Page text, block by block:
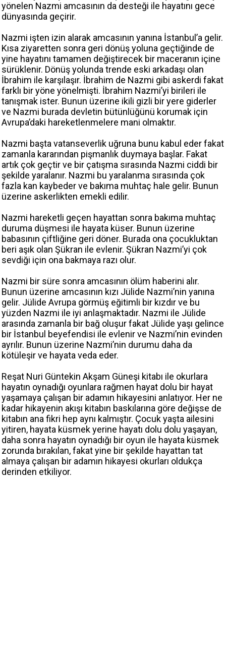
yönelen Nazmi amcasının da desteği ile hayatını gece
dünyasında geçirir.
Nazmi işten izin alarak amcasının yanına İstanbul’a gelir.
Kısa ziyaretten sonra geri dönüş yoluna geçtiğinde de
yine hayatını tamamen değiştirecek bir maceranın içine
sürüklenir. Dönüş yolunda trende eski arkadaşı olan
İbrahim ile karşılaşır. İbrahim de Nazmi gibi askerdi fakat
farklı bir yöne yönelmişti. İbrahim Nazmi’yi birileri ile
tanışmak ister. Bunun üzerine ikili gizli bir yere giderler
ve Nazmi burada devletin bütünlüğünü korumak için
Avrupa’daki hareketlenmelere mani olmaktır.
Nazmi başta vatanseverlik uğruna bunu kabul eder fakat
zamanla kararından pişmanlık duymaya başlar. Fakat
artık çok geçtir ve bir çatışma sırasında Nazmi ciddi bir
şekilde yaralanır. Nazmi bu yaralanma sırasında çok
fazla kan kaybeder ve bakıma muhtaç hale gelir. Bunun
üzerine askerlikten emekli edilir.
Nazmi hareketli geçen hayattan sonra bakıma muhtaç
duruma düşmesi ile hayata küser. Bunun üzerine
babasının çiftliğine geri döner. Burada ona çocukluktan
beri aşık olan Şükran ile evlenir. Şükran Nazmi’yi çok
sevdiği için ona bakmaya razı olur.
Nazmi bir süre sonra amcasının ölüm haberini alır.
Bunun üzerine amcasının kızı Jülide Nazmi’nin yanına
gelir. Jülide Avrupa görmüş eğitimli bir kızdır ve bu
yüzden Nazmi ile iyi anlaşmaktadır. Nazmi ile Jülide
arasında zamanla bir bağ oluşur fakat Jülide yaşı gelince
bir İstanbul beyefendisi ile evlenir ve Nazmi’nin evinden
ayrılır. Bunun üzerine Nazmi’nin durumu daha da
kötüleşir ve hayata veda eder.
Reşat Nuri Güntekin Akşam Güneşi kitabı ile okurlara
hayatın oynadığı oyunlara rağmen hayat dolu bir hayat
yaşamaya çalışan bir adamın hikayesini anlatıyor. Her ne
kadar hikayenin akışı kitabın baskılarına göre değişse de
kitabın ana fikri hep aynı kalmıştır. Çocuk yaşta ailesini
yitiren, hayata küsmek yerine hayatı dolu dolu yaşayan,
daha sonra hayatın oynadığı bir oyun ile hayata küsmek
zorunda bırakılan, fakat yine bir şekilde hayattan tat
almaya çalışan bir adamın hikayesi okurları oldukça
derinden etkiliyor.